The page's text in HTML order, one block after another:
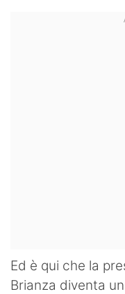
Ed è qui che la
Brianza diventa